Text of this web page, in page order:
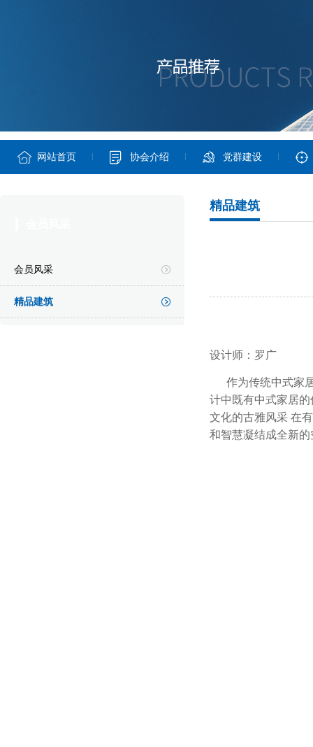
网站首页 协会介绍 党群建设
会员风采
精品建筑
精品建筑
设计师： 罗广
作为传统中式家居
计中既有中式家居
文化的古雅风采 在
和智慧凝结成全新